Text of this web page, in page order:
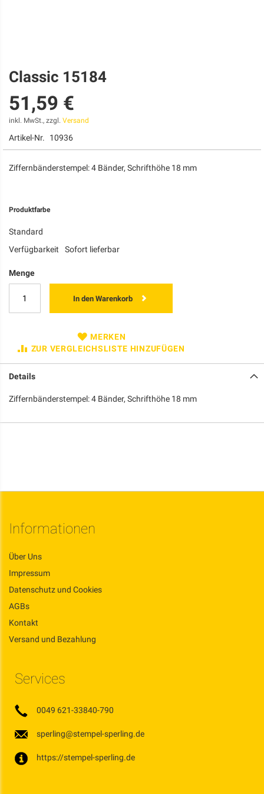
Zum
Anfang
der
Bildgalerie
springen
Classic 15184
51,59 €
inkl. MwSt., zzgl. Versand
Artikel-Nr. 10936
Ziffernbänderstempel: 4 Bänder, Schrifthöhe 18 mm
Produktfarbe
Standard
Verfügbarkeit
Sofort lieferbar
Menge
In den Warenkorb
MERKEN
ZUR VERGLEICHSLISTE HINZUFÜGEN
Details
Ziffernbänderstempel: 4 Bänder, Schrifthöhe 18 mm
Informationen
Über Uns
Impressum
Datenschutz und Cookies
AGBs
Kontakt
Versand und Bezahlung
Services
0049 621-33840-790
sperling@stempel-sperling.de
https://stempel-sperling.de